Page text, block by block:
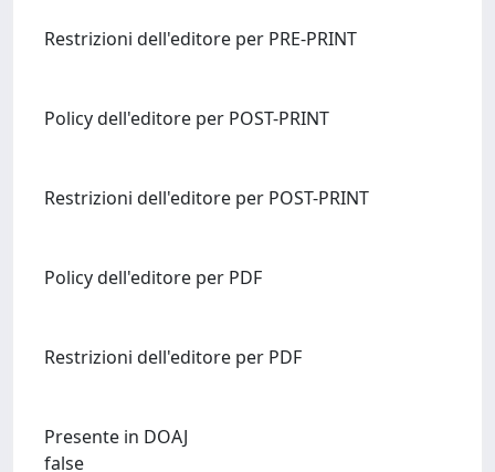
Restrizioni dell'editore per PRE-PRINT
Policy dell'editore per POST-PRINT
Restrizioni dell'editore per POST-PRINT
Policy dell'editore per PDF
Restrizioni dell'editore per PDF
Presente in DOAJ